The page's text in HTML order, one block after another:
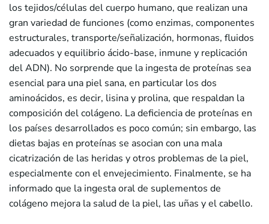
los tejidos/células del cuerpo humano, que realizan una
gran variedad de funciones (como enzimas, componentes
estructurales, transporte/señalización, hormonas, fluidos
adecuados y equilibrio ácido-base, inmune y replicación
del ADN). No sorprende que la ingesta de proteínas sea
esencial para una piel sana, en particular los dos
aminoácidos, es decir, lisina y prolina, que respaldan la
composición del colágeno. La deficiencia de proteínas en
los países desarrollados es poco común; sin embargo, las
dietas bajas en proteínas se asocian con una mala
cicatrización de las heridas y otros problemas de la piel,
especialmente con el envejecimiento. Finalmente, se ha
informado que la ingesta oral de suplementos de
colágeno mejora la salud de la piel, las uñas y el cabello.